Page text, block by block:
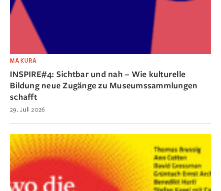
MAKURA
INSPIRE#4: Sichtbar und nah – Wie kulturelle
Bildung neue Zugänge zu Museumssammlungen
schafft
29. Juli 2026